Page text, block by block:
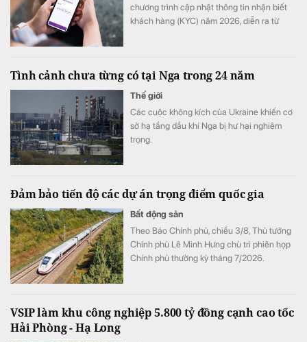
chương trình cập nhật thông tin nhận biết
khách hàng (KYC) năm 2026, diễn ra từ
Tình cảnh chưa từng có tại Nga trong 24 năm
Thế giới
Các cuộc không kích của Ukraine khiến cơ
sở hạ tầng dầu khí Nga bị hư hại nghiêm
trọng.
Đảm bảo tiến độ các dự án trọng điểm quốc gia
Bất động sản
Theo Báo Chính phủ, chiều 3/8, Thủ tướng
Chính phủ Lê Minh Hưng chủ trì phiên họp
Chính phủ thường kỳ tháng 7/2026.
VSIP làm khu công nghiệp 5.800 tỷ đồng cạnh cao tốc
Hải Phòng - Hạ Long